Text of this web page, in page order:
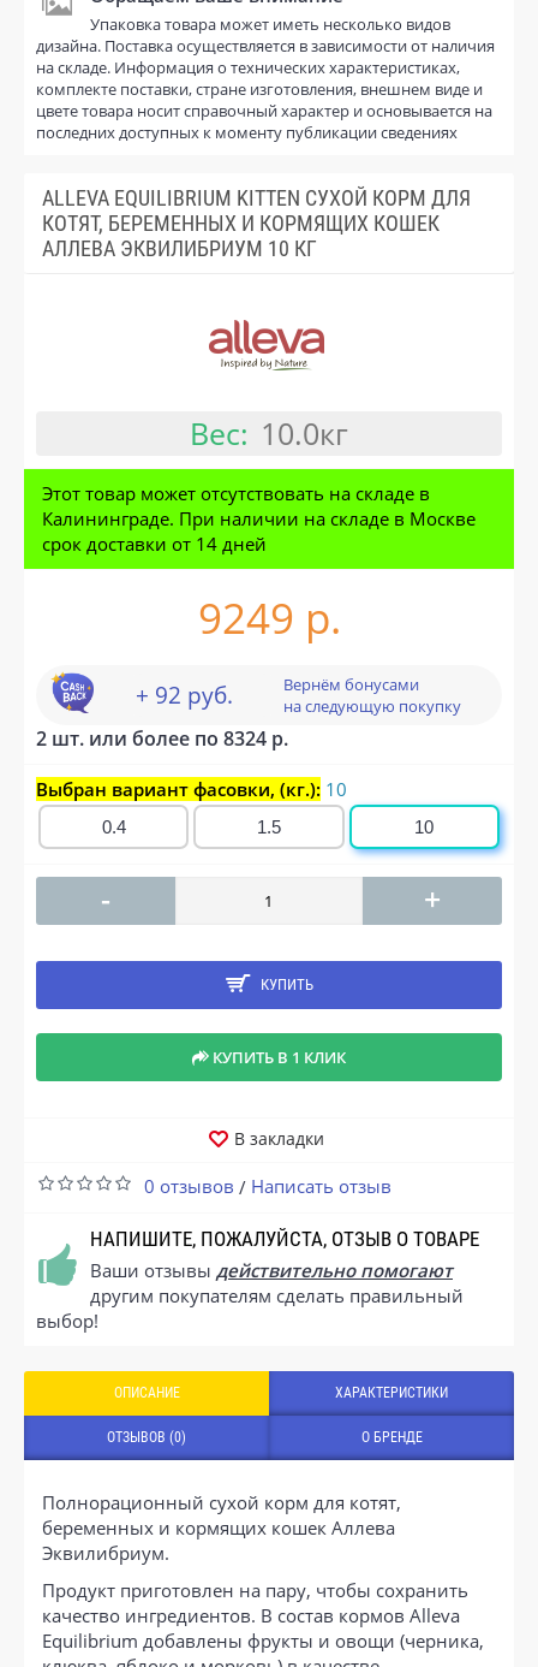
Упаковка товара может иметь несколько видов
дизайна. Поставка осуществляется в зависимости от наличия
на складе. Информация о технических характеристиках,
комплекте поставки, стране изготовления, внешнем виде и
цвете товара носит справочный характер и основывается на
последних доступных к моменту публикации сведениях
ALLEVA EQUILIBRIUM KITTEN СУХОЙ КОРМ ДЛЯ
КОТЯТ, БЕРЕМЕННЫХ И КОРМЯЩИХ КОШЕК
АЛЛЕВА ЭКВИЛИБРИУМ 10 КГ
Вес: 10.0кг
Этот товар может отсутствовать на складе в
Калининграде. При наличии на складе в Москве
срок доставки от 14 дней
9249 р.
+ 92 руб.
Вернём бонусами
на следующую покупку
2 шт. или более по 8324 р.
Выбран вариант фасовки, (кг.): 10
0.4 1.5 10
- +
КУПИТЬ
КУПИТЬ В 1 КЛИК
В закладки
0 отзывов / Написать отзыв
НАПИШИТЕ, ПОЖАЛУЙСТА, ОТЗЫВ О ТОВАРЕ
Ваши отзывы действительно помогают
другим покупателям сделать правильный
выбор!
ОПИСАНИЕ ХАРАКТЕРИСТИКИ
ОТЗЫВОВ (0) О БРЕНДЕ
Полнорационный сухой корм для котят,
беременных и кормящих кошек Аллева
Эквилибриум.
Продукт приготовлен на пару, чтобы сохранить
качество ингредиентов. В состав кормов Alleva
Equilibrium добавлены фрукты и овощи (черника,